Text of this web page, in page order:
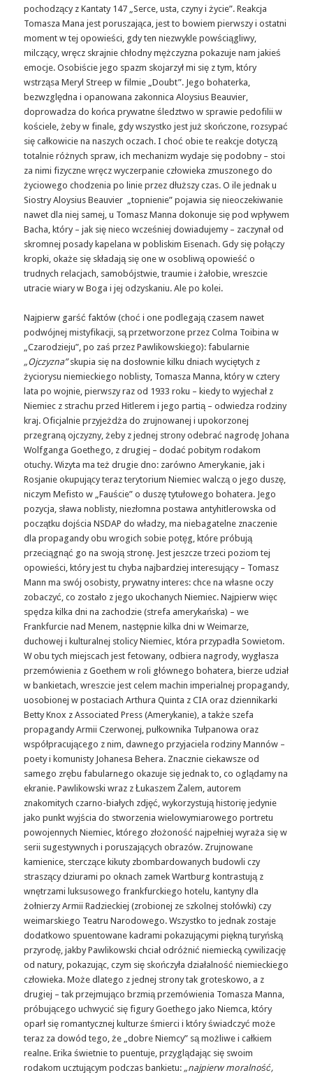
pochodzący z Kantaty 147 „Serce, usta, czyny i życie”. Reakcja
Tomasza Mana jest poruszająca, jest to bowiem pierwszy i ostatni
moment w tej opowieści, gdy ten niezwykle powściągliwy,
milczący, wręcz skrajnie chłodny mężczyzna pokazuje nam jakieś
emocje. Osobiście jego spazm skojarzył mi się z tym, który
wstrząsa Meryl Streep w filmie „Doubt”. Jego bohaterka,
bezwzględna i opanowana zakonnica Aloysius Beauvier,
doprowadza do końca prywatne śledztwo w sprawie pedofilii w
kościele, żeby w finale, gdy wszystko jest już skończone, rozsypać
się całkowicie na naszych oczach. I choć obie te reakcje dotyczą
totalnie różnych spraw, ich mechanizm wydaje się podobny – stoi
za nimi fizyczne wręcz wyczerpanie człowieka zmuszonego do
życiowego chodzenia po linie przez dłuższy czas. O ile jednak u
Siostry Aloysius Beauvier „topnienie” pojawia się nieoczekiwanie
nawet dla niej samej, u Tomasz Manna dokonuje się pod wpływem
Bacha, który – jak się nieco wcześniej dowiadujemy – zaczynał od
skromnej posady kapelana w pobliskim Eisenach. Gdy się połączy
kropki, okaże się składają się one w osobliwą opowieść o
trudnych relacjach, samobójstwie, traumie i żałobie, wreszcie
utracie wiary w Boga i jej odzyskaniu. Ale po kolei.
Najpierw garść faktów (choć i one podlegają czasem nawet
podwójnej mistyfikacji, są przetworzone przez Colma Toibina w
„Czarodzieju”, po zaś przez Pawlikowskiego): fabularnie
„Ojczyzna”skupia się na dosłownie kilku dniach wyciętych z
życiorysu niemieckiego noblisty, Tomasza Manna, który w cztery
lata po wojnie, pierwszy raz od 1933 roku – kiedy to wyjechał z
Niemiec z strachu przed Hitlerem i jego partią – odwiedza rodziny
kraj. Oficjalnie przyjeżdża do zrujnowanej i upokorzonej
przegraną ojczyzny, żeby z jednej strony odebrać nagrodę Johana
Wolfganga Goethego, z drugiej – dodać pobitym rodakom
otuchy. Wizyta ma też drugie dno: zarówno Amerykanie, jak i
Rosjanie okupujący teraz terytorium Niemiec walczą o jego duszę,
niczym Mefisto w „Fauście” o duszę tytułowego bohatera. Jego
pozycja, sława noblisty, niezłomna postawa antyhitlerowska od
początku dojścia NSDAP do władzy, ma niebagatelne znaczenie
dla propagandy obu wrogich sobie potęg, które próbują
przeciągnąć go na swoją stronę. Jest jeszcze trzeci poziom tej
opowieści, który jest tu chyba najbardziej interesujący – Tomasz
Mann ma swój osobisty, prywatny interes: chce na własne oczy
zobaczyć, co zostało z jego ukochanych Niemiec. Najpierw więc
spędza kilka dni na zachodzie (strefa amerykańska) – we
Frankfurcie nad Menem, następnie kilka dni w Weimarze,
duchowej i kulturalnej stolicy Niemiec, która przypadła Sowietom.
W obu tych miejscach jest fetowany, odbiera nagrody, wygłasza
przemówienia z Goethem w roli głównego bohatera, bierze udział
w bankietach, wreszcie jest celem machin imperialnej propagandy,
uosobionej w postaciach Arthura Quinta z CIA oraz dziennikarki
Betty Knox z Associated Press (Amerykanie), a także szefa
propagandy Armii Czerwonej, pułkownika Tułpanowa oraz
współpracującego z nim, dawnego przyjaciela rodziny Mannów –
poety i komunisty Johanesa Behera. Znacznie ciekawsze od
samego zrębu fabularnego okazuje się jednak to, co oglądamy na
ekranie. Pawlikowski wraz z Łukaszem Żalem, autorem
znakomitych czarno-białych zdjęć, wykorzystują historię jedynie
jako punkt wyjścia do stworzenia wielowymiarowego portretu
powojennych Niemiec, którego złożoność najpełniej wyraża się w
serii sugestywnych i poruszających obrazów. Zrujnowane
kamienice, sterczące kikuty zbombardowanych budowli czy
straszący dziurami po oknach zamek Wartburg kontrastują z
wnętrzami luksusowego frankfurckiego hotelu, kantyny dla
żołnierzy Armii Radzieckiej (zrobionej ze szkolnej stołówki) czy
weimarskiego Teatru Narodowego. Wszystko to jednak zostaje
dodatkowo spuentowane kadrami pokazującymi piękną turyńską
przyrodę, jakby Pawlikowski chciał odróżnić niemiecką cywilizację
od natury, pokazując, czym się skończyła działalność niemieckiego
człowieka. Może dlatego z jednej strony tak groteskowo, a z
drugiej – tak przejmująco brzmią przemówienia Tomasza Manna,
próbującego uchwycić się figury Goethego jako Niemca, który
oparł się romantycznej kulturze śmierci i który świadczyć może
teraz za dowód tego, że „dobre Niemcy” są możliwe i całkiem
realne. Erika świetnie to puentuje, przyglądając się swoim
rodakom ucztującym podczas bankietu: „najpierw moralność,